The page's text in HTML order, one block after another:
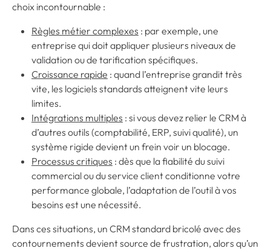
choix incontournable :
Règles métier complexes : par exemple, une
entreprise qui doit appliquer plusieurs niveaux de
validation ou de tarification spécifiques.
Croissance rapide : quand l’entreprise grandit très
vite, les logiciels standards atteignent vite leurs
limites.
Intégrations multiples : si vous devez relier le CRM à
d’autres outils (comptabilité, ERP, suivi qualité), un
système rigide devient un frein voir un blocage.
Processus critiques : dès que la fiabilité du suivi
commercial ou du service client conditionne votre
performance globale, l’adaptation de l’outil à vos
besoins est une nécessité.
Dans ces situations, un CRM standard bricolé avec des
contournements devient source de frustration, alors qu’un